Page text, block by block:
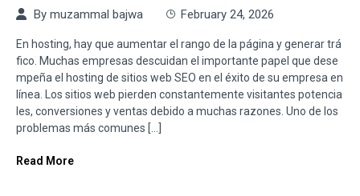
By muzammal bajwa February 24, 2026
En hosting, hay que aumentar el rango de la página y generar trá
fico. Muchas empresas descuidan el importante papel que dese
mpeña el hosting de sitios web SEO en el éxito de su empresa en
línea. Los sitios web pierden constantemente visitantes potencia
les, conversiones y ventas debido a muchas razones. Uno de los
problemas más comunes […]
Read More